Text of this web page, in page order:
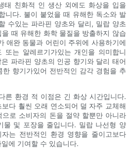
태 친화적 인 생산 외에도 화상을 입을
니다. 불이 붙었을 때 유해한 독소와 발
수있는 파라핀 양초와 달리, 밀랍 양초
때 유해한 화학 물질을 방출하지 않습
애완 동물과 어린이 주위에 사용하기에
또는 알레르기가있는 개인을 의미합니
파라핀 양초의 인공 향기와 달리 태어
한 향기가있어 전반적인 감각 경험을 추
른 환경 적 이점은 긴 화상 시간입니다.
다 훨씬 오래 연소되어 덜 자주 교체해
으로 소비자의 돈을 절약 할뿐만 아니라
물 및 포장을 줄입니다. 밀랍 나선형 양
는 전반적인 환경 영향을 줄이고보다
에 기여할 수 있습니다.